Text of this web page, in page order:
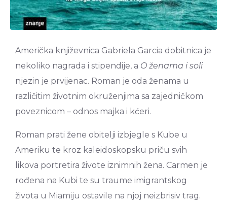
Američka književnica Gabriela Garcia dobitnica je
nekoliko nagrada i stipendije, a O ženama i soli
njezin je prvijenac. Roman je oda ženama u
različitim životnim okruženjima sa zajedničkom
poveznicom – odnos majka i kćeri.
Roman prati žene obitelji izbjegle s Kube u
Ameriku te kroz kaleidoskopsku priču svih
likova portretira živote iznimnih žena. Carmen je
rođena na Kubi te su traume imigrantskog
života u Miamiju ostavile na njoj neizbrisiv trag.